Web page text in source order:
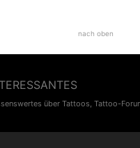
nach oben
über Tattoos, Tattoo-